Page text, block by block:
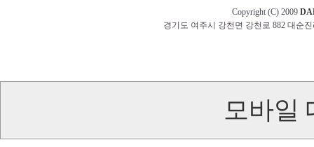
Copyright (C) 2009
경기도 여주시 강천면 강천로 882 대순진
모바일